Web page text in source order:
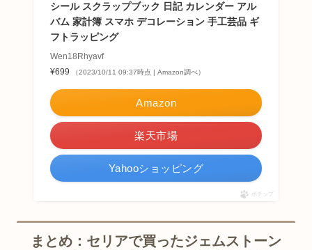
シール スクラップブック 日記 カレンダー アル
バム 家計簿 スマホ デコレーション 手工芸品 ギ
フトラッピング
Wen18Rhyavf
¥699
（2023/10/11 09:37時点 | Amazon調べ）
Amazon
楽天市場
Yahooショッピング
ポチップ
まとめ：セリアで買ったジェムストーン